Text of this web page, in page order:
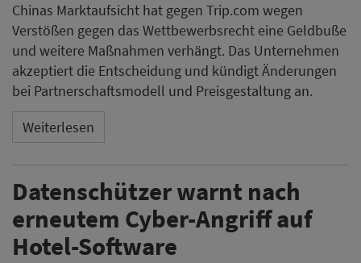
Chinas Marktaufsicht hat gegen Trip.com wegen
Verstößen gegen das Wettbewerbsrecht eine Geldbuße
und weitere Maßnahmen verhängt. Das Unternehmen
akzeptiert die Entscheidung und kündigt Änderungen
bei Partnerschaftsmodell und Preisgestaltung an.
Weiterlesen
Datenschützer warnt nach
erneutem Cyber-Angriff auf
Hotel-Software